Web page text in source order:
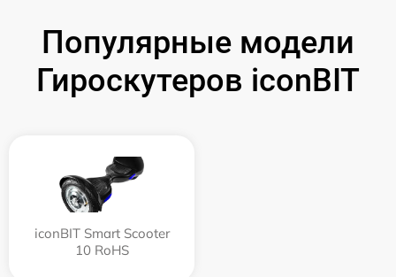
Популярные модели
Гироскутеров iconBIT
iconBIT Smart Scooter
10 RoHS